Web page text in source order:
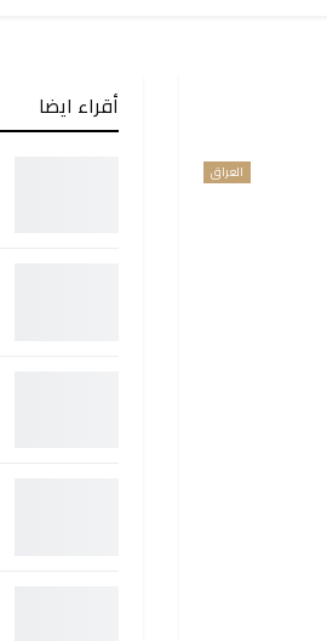
العراق
أقراء ايضا